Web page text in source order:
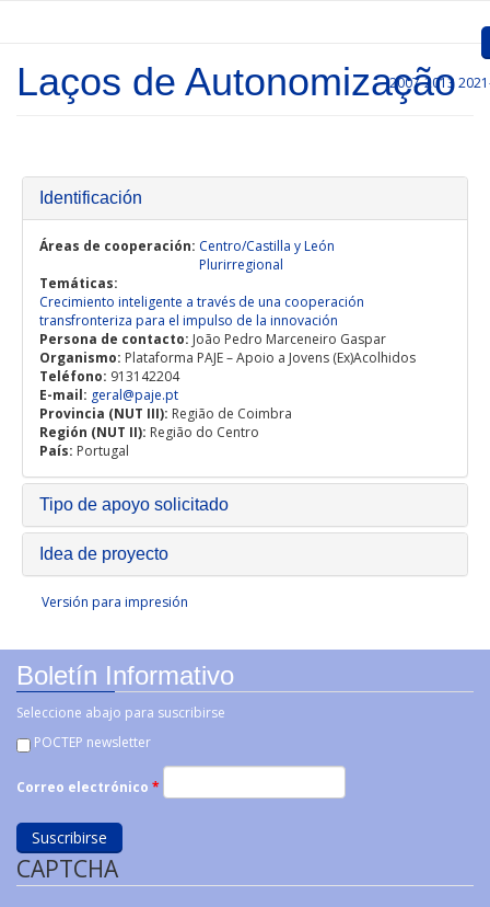
Inicio
Convocatorias
Proyectos Aprobados
Comunicación
Documentos
Gestión de Proyectos
Enlaces
2007-2013
Laços de Autonomização
Identificación
Áreas de cooperación: Centro/Castilla y León
Plurirregional
Temáticas:
Crecimiento inteligente a través de una cooperación
transfronteriza para el impulso de la innovación
Persona de contacto: João Pedro Marceneiro Gaspar
Organismo: Plataforma PAJE – Apoio a Jovens (Ex)Acolhidos
Teléfono: 913142204
E-mail: geral@paje.pt
Provincia (NUT III): Região de Coimbra
Región (NUT II): Região do Centro
País: Portugal
Tipo de apoyo solicitado
Idea de proyecto
Versión para impresión
Boletín Informativo
Seleccione abajo para suscribirse
POCTEP newsletter
Correo electrónico *
CAPTCHA